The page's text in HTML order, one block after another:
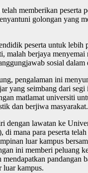
memberikan peserta
golongan yang
peserta untuk lebih
malah berjaya menyemai
sosial dalam
pengalaman ini
yang seimbang dari
matlamat universiti
dan berjiwa masyarakat.
dengan lawatan ke
mana para peserta
luar kampus
ini memberi peluang
mendapatkan pandangan
luar kampus.